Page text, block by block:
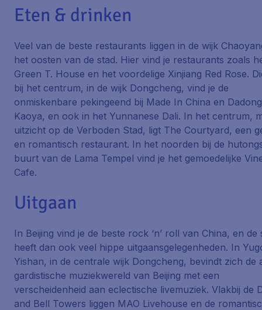
Eten & drinken
Veel van de beste restaurants liggen in de wijk
het oosten van de stad. Hier vind je restaurants zoals
Green T. House en het voordelige Xinjiang Red Rose.
bij het centrum, in de wijk Dongcheng, vind je de
onmiskenbare pekingeend bij Made In China en Dadong
Kaoya, en ook in het Yunnanese Dali. In het centrum,
uitzicht op de Verboden Stad, ligt The Courtyard, een
en romantisch restaurant. In het noorden bij de
buurt van de Lama Tempel vind je het gemoedelijke
Cafe.
Uitgaan
In Beijing vind je de beste rock ‘n’ roll van China, en de
heeft dan ook veel hippe uitgaansgelegenheden. In
Yishan, in de centrale wijk Dongcheng, bevindt zich de
gardistische muziekwereld van Beijing met een
verscheidenheid aan eclectische livemuziek. Vlakbij de
and Bell Towers liggen MAO Livehouse en de